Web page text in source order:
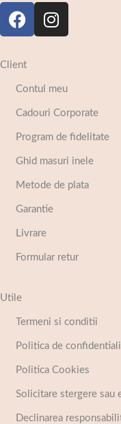
Client
Contul meu
Cadouri Corporate
Program de fidelitate
Ghid masuri inele
Metode de plata
Garantie
Livrare
Formular retur
Utile
Termeni si conditii
Politica de
Politica Cookies
Solicitare stergere sau
Declinarea